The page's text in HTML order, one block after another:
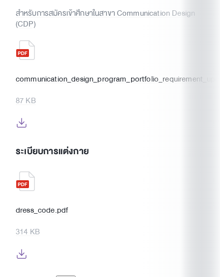
สำหรับการสมัครเข้าศึกษาในสาขา Communication Design
(CDP)
87 KB
ระเบียบการแต่งกาย
dress_code.pdf
314 KB